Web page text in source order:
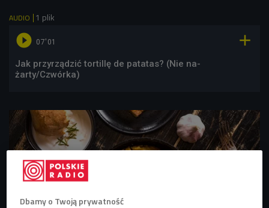
AUDIO 1 plik
 07'01 
Jak przyrządzić tortillę de patatas? (Nie na-
żarty/Czwórka)
Dbamy o Twoją prywatność